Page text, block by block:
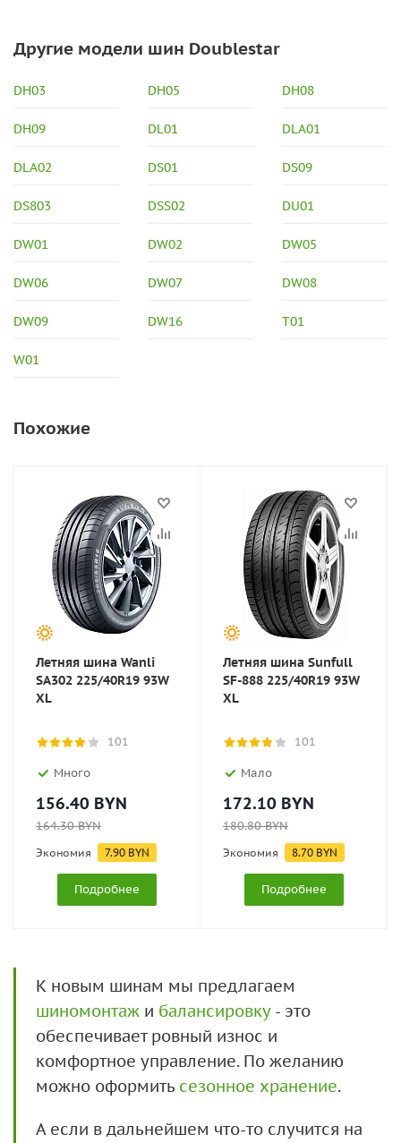
Другие модели шин Doublestar
DH03 DH05 DH08
DH09 DL01 DLA01
DLA02 DS01 DS09
DS803 DSS02 DU01
DW01 DW02 DW05
DW06 DW07 DW08
DW09 DW16 T01
W01
Похожие
Летняя шина Wanli
SA302 225/40R19 93W
XL
101
Много
156.40 BYN
164.30BYN
Экономия 7.90 BYN
Подробнее
Летняя шина Sunfull
SF-888 225/40R19 93W
XL
101
Мало
172.10 BYN
180.80BYN
Экономия 8.70 BYN
Подробнее
К новым шинам мы предлагаем
шиномонтаж и балансировку- это
обеспечивает ровный износ и
комфортное управление. По желанию
можно оформить сезонное хранение.
А если в дальнейшем что-то случится на